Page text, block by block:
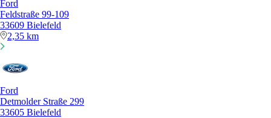
Ford
Feldstraße 99-109
33609 Bielefeld
2,35 km
Ford
Detmolder Straße 299
33605 Bielefeld